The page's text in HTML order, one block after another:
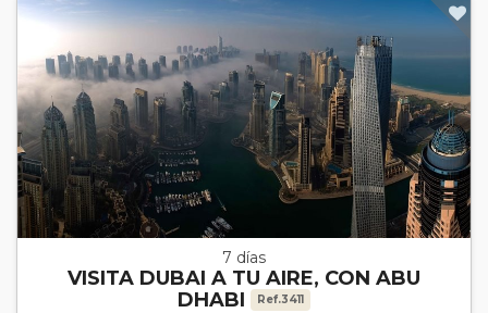
7 días
VISITA DUBAI A TU AIRE, CON ABU
DHABI
Ref.3411